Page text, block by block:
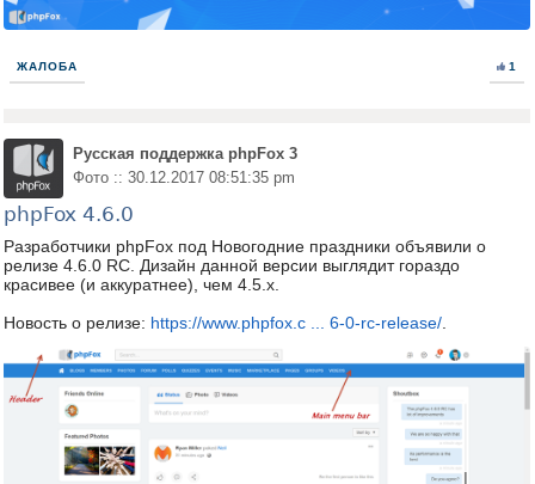
ЖАЛОБА 1
Русская поддержка phpFox 3
Фото :: 30.12.2017 08:51:35 pm
phpFox 4.6.0
Разработчики phpFox под Новогодние праздники объявили о
релизе 4.6.0 RC. Дизайн данной версии выглядит гораздо
красивее (и аккуратнее), чем 4.5.x.
Новость о релизе: https://www.phpfox.c ... 6-0-rc-release/.